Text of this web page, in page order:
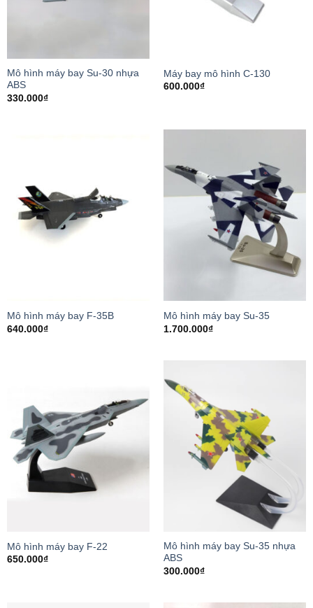
Mô hình máy bay Su-30 nhựa
ABS
330.000₫
Máy bay mô hình C-130
600.000₫
Mô hình máy bay F-35B
640.000₫
Mô hình máy bay Su-35
1.700.000₫
Mô hình máy bay F-22
650.000₫
Mô hình máy bay Su-35 nhựa
ABS
300.000₫